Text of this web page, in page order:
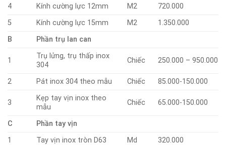
4
Kính cường lực 12mm M2
720.000
5
Kính cường lực 15mm M2
1.350.000
B
Phần trụ lan can
1
Trụ lửng, trụ thấp inox
304
Chiếc 250.000 – 950.000
2 Pát inox 304 theo mẫu Chiếc 85.000-150.000
3
Kẹp tay vịn inox theo
mẫu
Chiếc 65.000-150.000
C
Phần tay vịn
1
Tay vịn inox tròn D63 Md
320.000